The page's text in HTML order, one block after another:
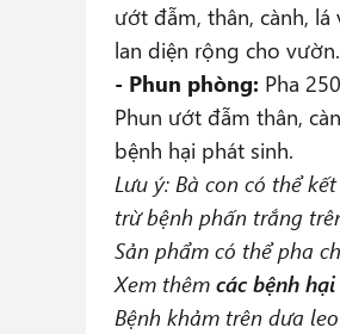
ướt đẫm, thân, cành,
lan diện rộng cho vườn.
- Phun phòng: Pha
Phun ướt đẫm thân,
bệnh hại phát sinh.
Lưu ý: Bà con có thể
trừ bệnh phấn trắng
Sản phẩm có thể pha
Xem thêm các bệnh
Bệnh khảm trên dưa leo